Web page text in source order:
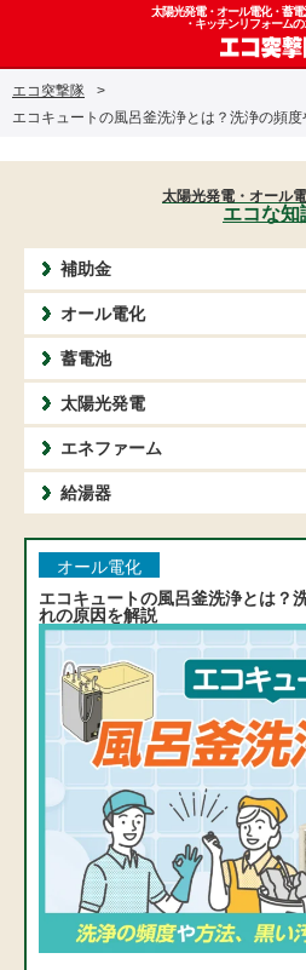
太陽光発電・オール電化・蓄
・キッチンリフォーム
エコ突撃隊
>
エコキュートの風呂釜洗浄とは？洗浄の頻
太陽光発電・オール
エコな知
補助金
オール電化
蓄電池
太陽光発電
エネファーム
給湯器
オール電化
エコキュートの風呂釜洗浄とは？
れの原因を解説